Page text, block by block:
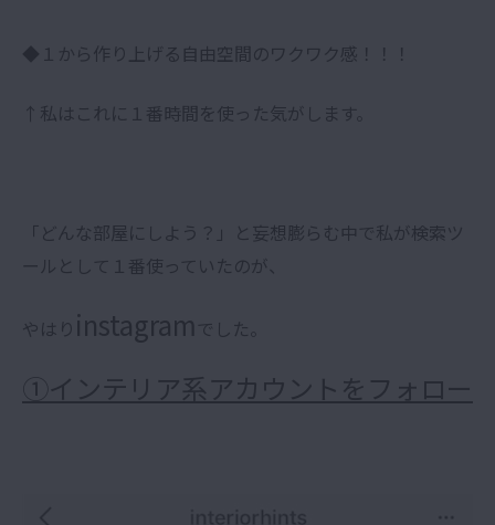
◆１から作り上げる自由空間のワクワク感！！！
↑私はこれに１番時間を使った気がします。
「どんな部屋にしよう？」と妄想膨らむ中で私が検索ツ
ールとして１番使っていたのが、
やはり instagram でした。
①インテリア系アカウントをフォロー